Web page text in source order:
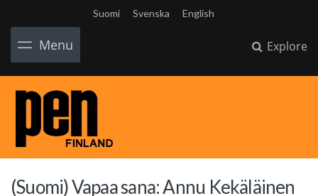
Suomi Svenska English
Menu Explore
(Suomi) Vapaa sana: Annu Kekäläinen